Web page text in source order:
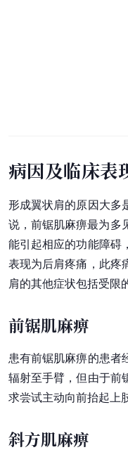
病因及临床表
形成翼状肩的原因大多
说，前锯肌麻痹最为多
能引起相应的功能障碍
表现为后肩疼痛，此疼
肩的其他症状包括受限
前锯肌麻痹
患有前锯肌麻痹的患者
辐射至手臂，但由于前
求尝试主动向前抬起上
斜方肌麻痹